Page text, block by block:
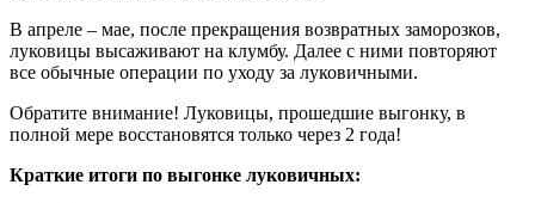
В апреле – мае, после прекращения возвратных заморозков,
луковицы высаживают на клумбу. Далее с ними повторяют
все обычные операции по уходу за луковичными.
Обратите внимание! Луковицы, прошедшие выгонку, в
полной мере восстановятся только через 2 года!
Краткие итоги по выгонке луковичных: